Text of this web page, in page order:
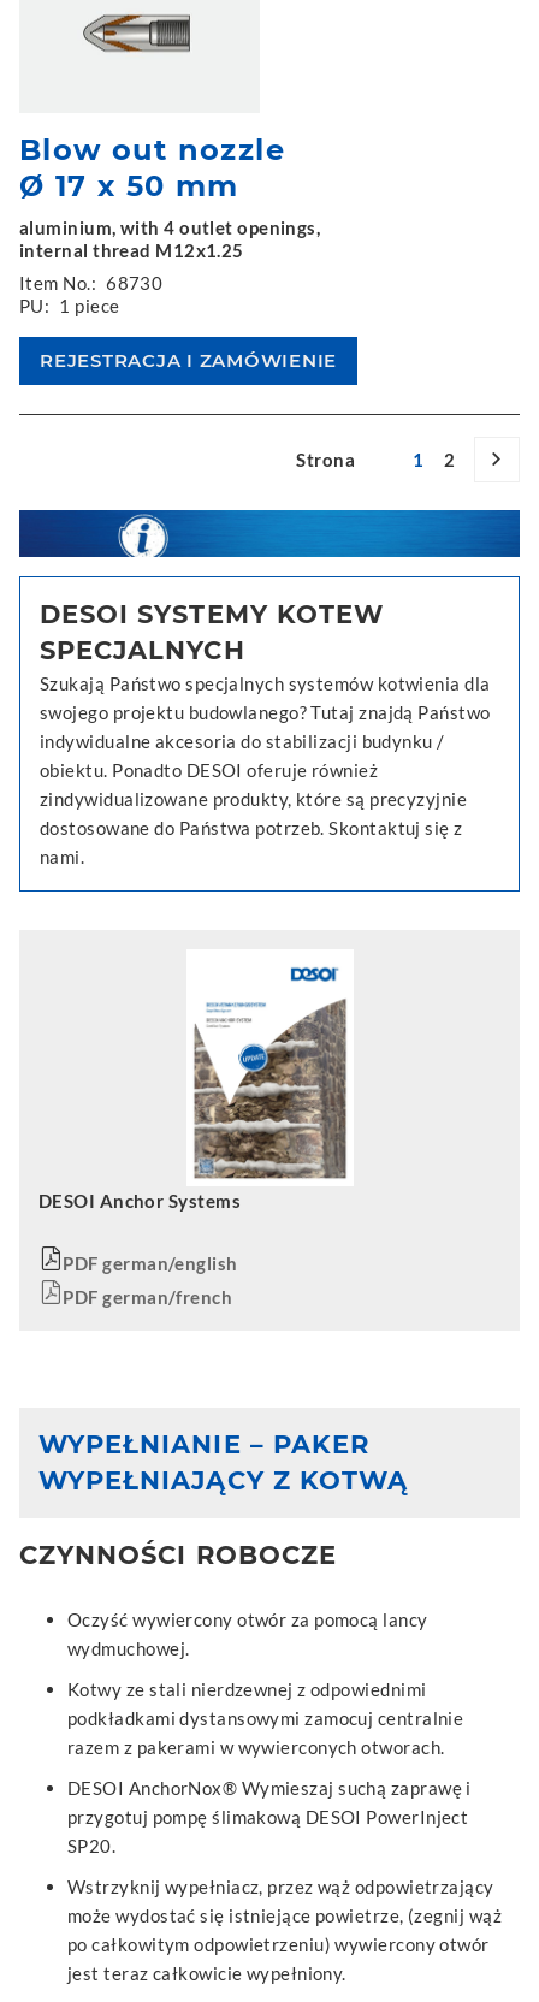
Blow out nozzle
Ø 17 x 50 mm
aluminium, with 4 outlet openings,
internal thread M12x1.25
Item No.: 68730
PU: 1 piece
Strona 1 2
DESOI SYSTEMY KOTEW
SPECJALNYCH
Szukają Państwo specjalnych systemów kotwienia dla
swojego projektu budowlanego? Tutaj znajdą Państwo
indywidualne akcesoria do stabilizacji budynku /
obiektu. Ponadto DESOI oferuje również
zindywidualizowane produkty, które są precyzyjnie
dostosowane do Państwa potrzeb. Skontaktuj się z
nami.
DESOI Anchor Systems
PDF german/english
PDF german/french
WYPEŁNIANIE – PAKER
WYPEŁNIAJĄCY Z KOTWĄ
CZYNNOŚCI ROBOCZE
Oczyść wywiercony otwór za pomocą lancy
wydmuchowej.
Kotwy ze stali nierdzewnej z odpowiednimi
podkładkami dystansowymi zamocuj centralnie
razem z pakerami w wywierconych otworach.
DESOI AnchorNox® Wymieszaj suchą zaprawę i
przygotuj pompę ślimakową DESOI PowerInject
SP20.
Wstrzyknij wypełniacz, przez wąż odpowietrzający
może wydostać się istniejące powietrze, (zegnij wąż
po całkowitym odpowietrzeniu) wywiercony otwór
jest teraz całkowicie wypełniony.